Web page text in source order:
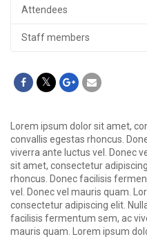
Attendees
Staff members
Lorem ipsum dolor sit amet,
convallis egestas rhoncus.
viverra ante luctus vel. Donec
sit amet, consectetur
rhoncus. Donec facilisis
vel. Donec vel mauris quam.
consectetur adipiscing elit.
facilisis fermentum sem, ac
mauris quam. Lorem ipsum